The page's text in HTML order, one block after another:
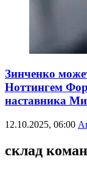
Зинченко
Ноттингем
наставника
12.10.2025, 06:00
склад